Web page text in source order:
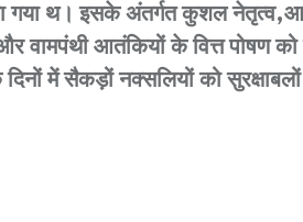
गया थ। इसके अंतर्गत कुशल
वामपंथी आतंकियों के वित्त पोषण
में सैकड़ों नक्सलियों को